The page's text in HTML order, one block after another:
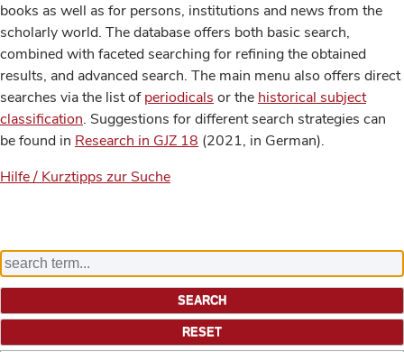
books as well as for persons, institutions and news from the
scholarly world. The database offers both basic search,
combined with faceted searching for refining the obtained
results, and advanced search. The main menu also offers direct
searches via the list ofperiodicals or the historical subject
classification. Suggestions for different search strategies can
be found in Research in GJZ 18 (2021, in German).
Hilfe / Kurztipps zur Suche